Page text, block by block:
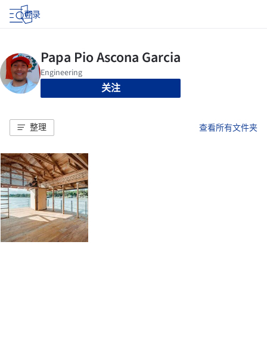
登录
关注
整理 查看所有文件夹